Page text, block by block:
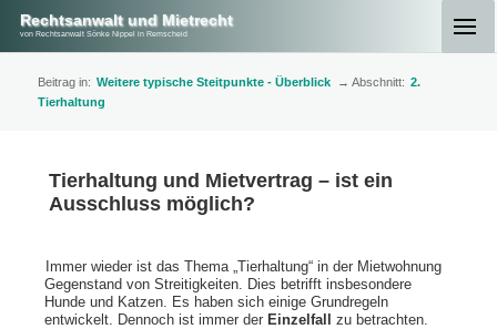
Rechtsanwalt und Mietrecht
von Rechtsanwalt Sönke Nippel in Remscheid
Beitrag in: Weitere typische Steitpunkte - Überblick → Abschnitt: 2.
Tierhaltung
Tierhaltung und Mietvertrag – ist ein
Ausschluss möglich?
Immer wieder ist das Thema „Tierhaltung“ in der Mietwohnung
Gegenstand von Streitigkeiten. Dies betrifft insbesondere
Hunde und Katzen. Es haben sich einige Grundregeln
entwickelt. Dennoch ist immer der Einzelfall zu betrachten.